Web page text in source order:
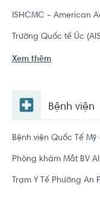
ISHCMC - American
Trường Quốc tế Úc
Xem thêm
Bệnh viện
Bệnh viện Quốc Tế Mỹ
Phòng khám Mắt BV
Trạm Y Tế Phường An